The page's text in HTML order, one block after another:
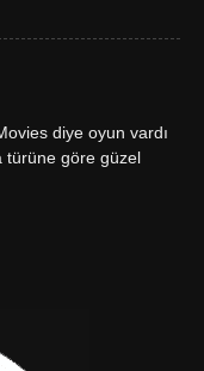
diye oyun vardı
türüne göre güzel